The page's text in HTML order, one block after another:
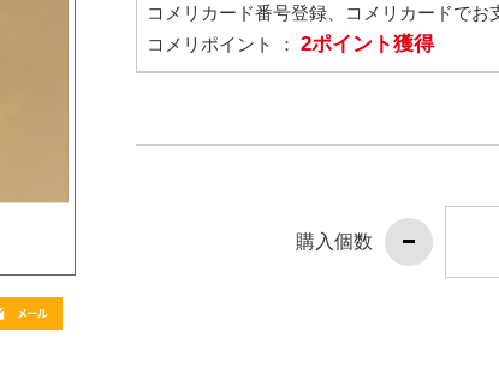
コメリカード番号登録、コメリカードでお
コメリポイント ： 2ポイント獲得
購入個数